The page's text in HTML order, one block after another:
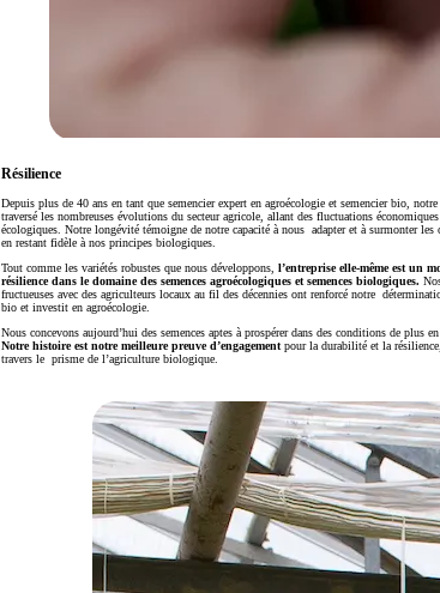
Résilience
Depuis plus de 40 ans en tant que semencier expert en agroécologie et semencier bio, notre
traversé les nombreuses évolutions du secteur agricole, allant des fluctuations
écologiques. Notre longévité témoigne de notre capacité à nous adapter et à surmonter les
en restant fidèle à nos principes biologiques.
Tout comme les variétés robustes que nous développons, l’entreprise elle-même est un
résilience dans le domaine des semences agroécologiques et semences biologiques.
fructueuses avec des agriculteurs locaux au fil des décennies ont renforcé notre
bio et investit en agroécologie.
Nous concevons aujourd’hui des semences aptes à prospérer dans des conditions de plus en
Notre histoire est notre meilleure preuve d’engagement pour la durabilité et la
travers le prisme de l’agriculture biologique.